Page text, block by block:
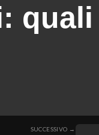
quali
SUCCESSIVO →